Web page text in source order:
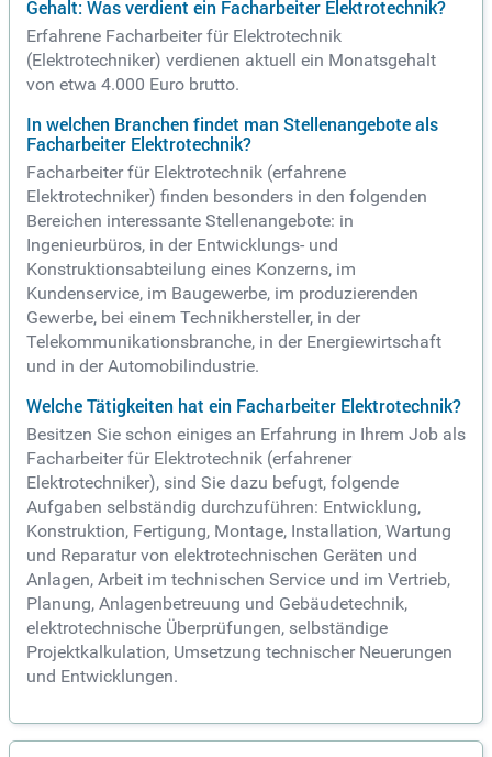
Gehalt: Was verdient ein Facharbeiter Elektrotechnik?
Erfahrene Facharbeiter für Elektrotechnik
(Elektrotechniker) verdienen aktuell ein Monatsgehalt
von etwa 4.000 Euro brutto.
In welchen Branchen findet man Stellenangebote als
Facharbeiter Elektrotechnik?
Facharbeiter für Elektrotechnik (erfahrene
Elektrotechniker) finden besonders in den folgenden
Bereichen interessante Stellenangebote: in
Ingenieurbüros, in der Entwicklungs- und
Konstruktionsabteilung eines Konzerns, im
Kundenservice, im Baugewerbe, im produzierenden
Gewerbe, bei einem Technikhersteller, in der
Telekommunikationsbranche, in der Energiewirtschaft
und in der Automobilindustrie.
Welche Tätigkeiten hat ein Facharbeiter Elektrotechnik?
Besitzen Sie schon einiges an Erfahrung in Ihrem Job als
Facharbeiter für Elektrotechnik (erfahrener
Elektrotechniker), sind Sie dazu befugt, folgende
Aufgaben selbständig durchzuführen: Entwicklung,
Konstruktion, Fertigung, Montage, Installation, Wartung
und Reparatur von elektrotechnischen Geräten und
Anlagen, Arbeit im technischen Service und im Vertrieb,
Planung, Anlagenbetreuung und Gebäudetechnik,
elektrotechnische Überprüfungen, selbständige
Projektkalkulation, Umsetzung technischer Neuerungen
und Entwicklungen.